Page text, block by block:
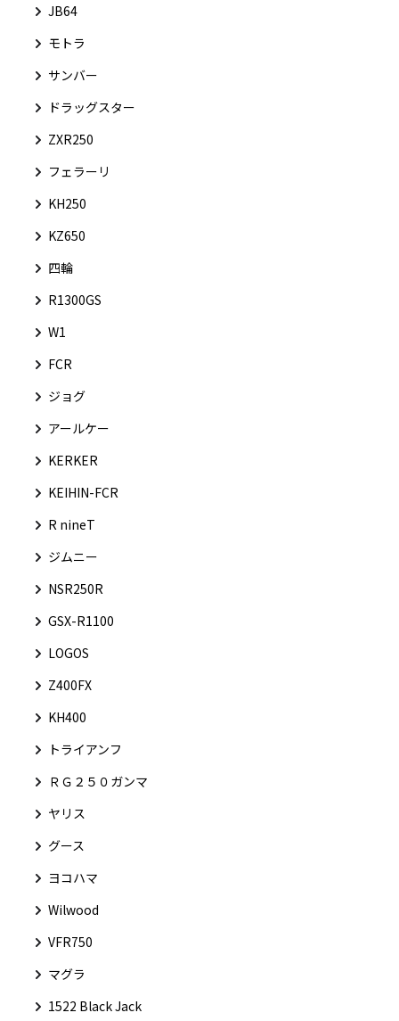
JB64
モトラ
サンバー
ドラッグスター
ZXR250
フェラーリ
KH250
KZ650
四輪
R1300GS
W1
FCR
ジョグ
アールケー
KERKER
KEIHIN-FCR
R nineT
ジムニー
NSR250R
GSX-R1100
LOGOS
Z400FX
KH400
トライアンフ
ＲＧ２５０ガンマ
ヤリス
グース
ヨコハマ
Wilwood
VFR750
マグラ
1522 Black Jack